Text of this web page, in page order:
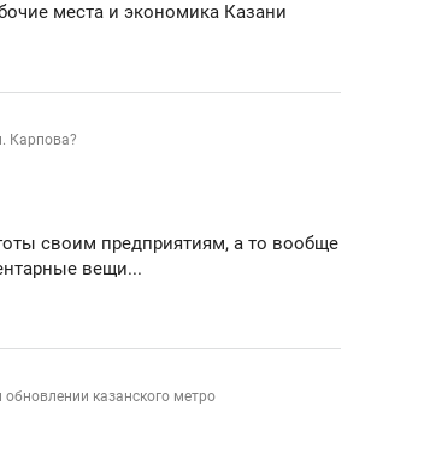
места и экономика Казани
Карпова?
своим предприятиям, а то вообще
вещи...
казанского метро